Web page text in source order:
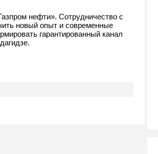
нефти». Сотрудничество с
новый опыт и современные
гарантированный канал